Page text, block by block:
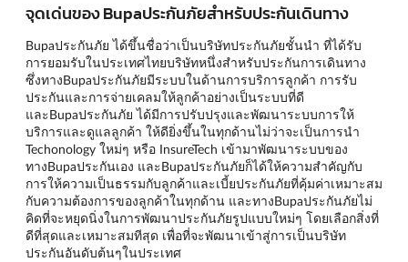
จุดเด่นของ Bupaประกันภัยสำหรับประกันเดินทาง
Bupaประกันภัย ได้ขึ้นชื่อว่าเป็นบริษัทประกันภัยชั้นนำ ที่ได้รับ
การยอมรับในประเทศไทยบริษัทหนึ่งสำหรับประกันการเดินทาง
ซึ่งทางBupaประกันภัยมีระบบในด้านการบริการลูกค้า การรับ
ประกันและการจ่ายเคลมให้ลูกค้าอย่างเป็นระบบที่ดี
และBupaประกันภัย ได้มีการปรับปรุงและพัฒนาระบบการให้
บริการและดูแลลูกค้า ให้ดียิ่งขึ้นในทุกด้านไม่ว่าจะเป็นการนำ
Techonology ใหม่ๆ หรือ InsureTech เข้ามาพัฒนาระบบของ
ทางBupaประกันเอง และBupaประกันภัยก็ได้ให้ความสำคัญกับ
การให้ความเป็นธรรมกับลูกค้าและเบี้ยประกันภัยที่คุ้มค่าเหมาะสม
กับความต้องการของลูกค้าในทุกด้าน และทางBupaประกันภัยไม่
คิดที่จะหยุดนิ่งในการพัฒนาประกันภัยรูปแบบใหม่ๆ โดยเลือกสิ่งที่
ดีที่สุดและเหมาะสมทีสุด เพื่อที่จะพัฒนาเข้าสู่การเป็นบริษัท
ประกันอันดับต้นๆในประเทศ